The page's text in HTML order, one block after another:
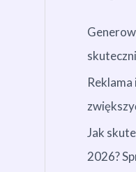
Jak
2026?